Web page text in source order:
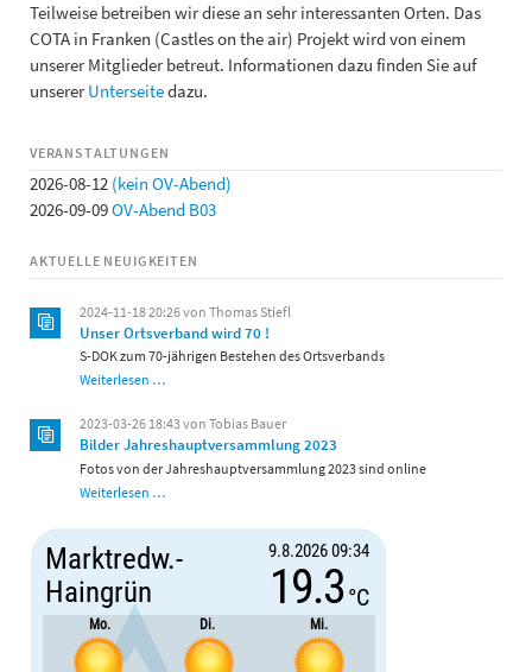
Teilweise betreiben wir diese an sehr interessanten Orten. Das
COTA in Franken (Castles on the air) Projekt wird von einem
unserer Mitglieder betreut. Informationen dazu finden Sie auf
unsererUnterseitedazu.
VERANSTALTUNGEN
2026-08-12 (kein OV-Abend)
2026-09-09OV-Abend B03
AKTUELLE NEUIGKEITEN
2024-11-18 20:26von Thomas Stiefl
Unser Ortsverband wird 70 !
S-DOK zum 70-jährigen Bestehen des Ortsverbands
Weiterlesen …Unser
wird
70
2023-03-26 18:43von Tobias Bauer
Bilder Jahreshauptversammlung 2023
Fotos von der Jahreshauptversammlung 2023 sind online
Weiterlesen …Bilder
2023